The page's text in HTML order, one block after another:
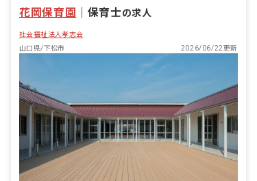
花岡保育園 保育士の求人
社会福祉法人孝志会
山口県/下松市
2026/06/22更新